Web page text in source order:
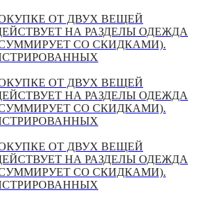
ОТ ДВУХ ВЕЩЕЙ
НА РАЗДЕЛЫ ОДЕЖДА
СО СКИДКАМИ).
ОТ ДВУХ ВЕЩЕЙ
НА РАЗДЕЛЫ ОДЕЖДА
СО СКИДКАМИ).
ОТ ДВУХ ВЕЩЕЙ
НА РАЗДЕЛЫ ОДЕЖДА
СО СКИДКАМИ).